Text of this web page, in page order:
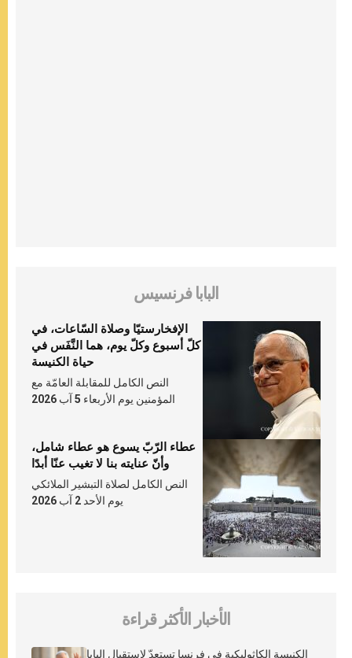
البابا فرنسيس
الإفخارستيّا وصلاة السّاعات، في
كلّ أسبوع وكلّ يوم، هما النَّفَس في
حياة الكنيسة
النص الكامل للمقابلة العامّة مع
المؤمنين يوم الأربعاء 5 آب 2026
عطاء الرّبّ يسوع هو عطاء شامل،
وأنّ عنايته بنا لا تغيب عنّا أبدًا
النص الكامل لصلاة التبشير الملائكي
يوم الأحد 2 آب 2026
الأخبار الأكثر قراءة
الكنيسة الكاثوليكية في فرنسا تستعدّ لاستقبال البابا